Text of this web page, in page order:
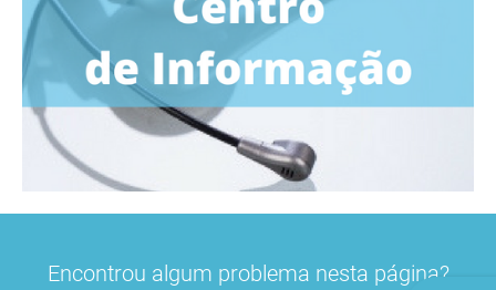
Encontrou algum problema nesta página?